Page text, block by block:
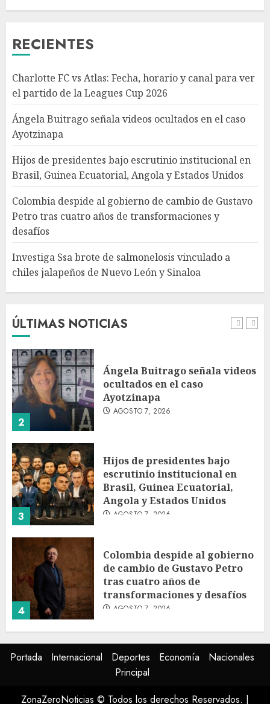
RECIENTES
Charlotte FC vs Atlas: Fecha, horario y canal para ver
el partido de la Leagues Cup 2026
Ángela Buitrago señala videos ocultados en el caso
Ayotzinapa
Hijos de presidentes bajo escrutinio institucional en
Brasil, Guinea Ecuatorial, Angola y Estados Unidos
Colombia despide al gobierno de cambio de Gustavo
Petro tras cuatro años de transformaciones y
desafíos
Investiga Ssa brote de salmonelosis vinculado a
chiles jalapeños de Nuevo León y Sinaloa
ÚLTIMAS NOTICIAS
3
4
Colombia despide al gobierno
de cambio de Gustavo Petro
transformaciones y desafíos
5
Investiga Ssa brote de
chiles jalapeños de Nuevo
León y Sinaloa
1
Charlotte FC vs Atlas: Fecha,
AGOSTO 7, 2026
2
Ángela Buitrago señala videos
ocultados en el caso
Ayotzinapa
AGOSTO 7, 2026
3
Hijos de presidentes bajo
escrutinio institucional en
Brasil, Guinea Ecuatorial,
Angola y Estados Unidos
AGOSTO 7, 2026
4
Colombia despide al gobierno
de cambio de Gustavo Petro
tras cuatro años de
transformaciones y desafíos
AGOSTO 7, 2026
salmonelosis vinculado a
chiles jalapeños de Nuevo
Portada Internacional Deportes Economía
Nacionales
Principal
ZonaZeroNoticias © Todos los derechos Reservados. |